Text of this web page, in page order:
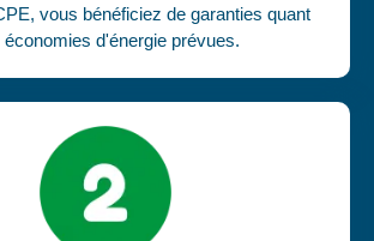
vous bénéficiez de garanties quant
économies d'énergie prévues.